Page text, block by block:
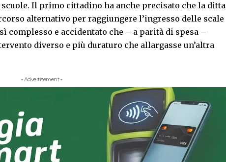
Il primo cittadino ha anche precisato che la ditta
alternativo per raggiungere l’ingresso delle scale
complesso e accidentato che – a parità di spesa –
diverso e più duraturo che allargasse un’altra
- Advertisement -